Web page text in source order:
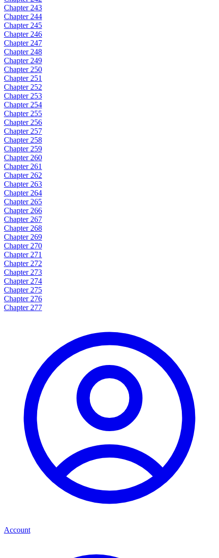
Chapter 243
Chapter 244
Chapter 245
Chapter 246
Chapter 247
Chapter 248
Chapter 249
Chapter 250
Chapter 251
Chapter 252
Chapter 253
Chapter 254
Chapter 255
Chapter 256
Chapter 257
Chapter 258
Chapter 259
Chapter 260
Chapter 261
Chapter 262
Chapter 263
Chapter 264
Chapter 265
Chapter 266
Chapter 267
Chapter 268
Chapter 269
Chapter 270
Chapter 271
Chapter 272
Chapter 273
Chapter 274
Chapter 275
Chapter 276
Chapter 277
Account